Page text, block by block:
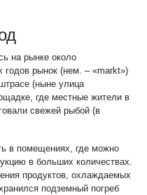
на рынке около
годов рынок (нем. – «markt»)
(ныне улица
где местные жители в
свежей рыбой (в
в помещениях, где можно
в больших количествах.
продуктов, охлаждаемых
подземный погреб